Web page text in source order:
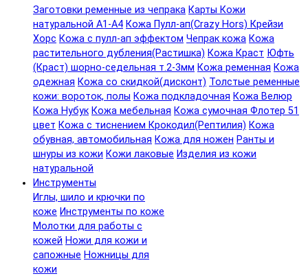
Заготовки ременные из чепрака Карты Кожи
натуральной А1-А4 Кожа Пулл-ап(Crazy Hors) Крейзи
Хорс Кожа с пулл-ап эффектом Чепрак кожа Кожа
растительного дубления(Растишка) Кожа Краст Юфть
(Краст) шорно-седельная т.2-3мм Кожа ременная Кожа
одежная Кожа со скидкой(дисконт) Толстые ременные
кожи: вороток, полы Кожа подкладочная Кожа Велюр
Кожа Нубук Кожа мебельная Кожа сумочная Флотер 51
цвет Кожа с тиснением Крокодил(Рептилия) Кожа
обувная, автомобильная Кожа для ножен Ранты и
шнуры из кожи Кожи лаковые Изделия из кожи
натуральной
Инструменты
Иглы, шило и крючки по
коже Инструменты по коже
Молотки для работы с
кожей Ножи для кожи и
сапожные Ножницы для
кожи